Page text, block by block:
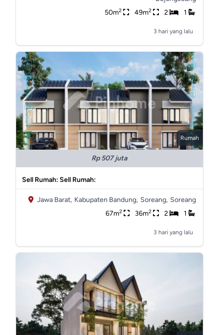
50m2 49m2 2 1
3 hari yang lalu
Rumah
Rp 507 juta
Sell Rumah: Sell Rumah:
Jawa Barat, Kabupaten Bandung, Soreang, Soreang
67m2 36m2 2 1
3 hari yang lalu